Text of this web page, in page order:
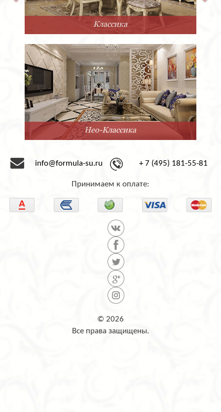
Классика
Нео-Классика
info@formula-su.ru + 7 (495) 181-55-81
Принимаем к оплате:
© 2026
Все права защищены.